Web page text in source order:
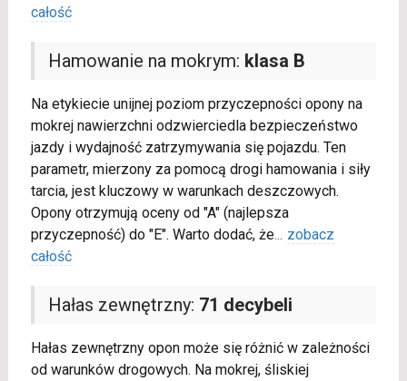
całość
Hamowanie na mokrym: klasa B
Na etykiecie unijnej poziom przyczepności opony na
mokrej nawierzchni odzwierciedla bezpieczeństwo
jazdy i wydajność zatrzymywania się pojazdu. Ten
parametr, mierzony za pomocą drogi hamowania i siły
tarcia, jest kluczowy w warunkach deszczowych.
Opony otrzymują oceny od "A" (najlepsza
przyczepność) do "E". Warto dodać, że... zobacz
całość
Hałas zewnętrzny: 71 decybeli
Hałas zewnętrzny opon może się różnić w zależności
od warunków drogowych. Na mokrej, śliskiej